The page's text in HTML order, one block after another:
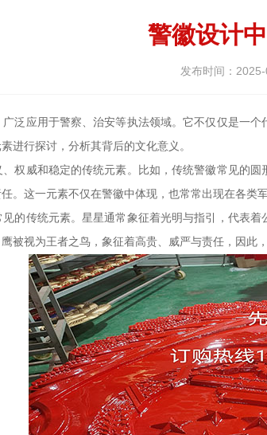
警徽设计
发布时间：
泛应用于警察、治安等执法领域。它不仅仅是一
进行探讨，分析其背后的文化意义。
权威和稳定的传统元素。比如，传统警徽常见的
。这一元素不仅在警徽中体现，也常常出现在各类
的传统元素。星星通常象征着光明与指引，代表
被视为王者之鸟，象征着高贵、威严与责任，因此